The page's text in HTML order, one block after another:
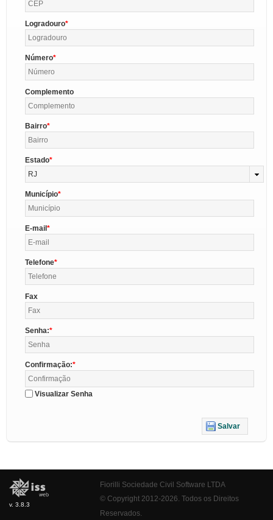
Logradouro
Número
Complemento
Bairro
Estado
RJ
Município
E-mail
Telefone
Fax
Senha:
Confirmação:
Visualizar Senha
Salvar
v. 3.8.3
Fiorilli Sociedade Civil Software LTDA
© Copyright 2012-2026. Todos os Direitos
Reservados.